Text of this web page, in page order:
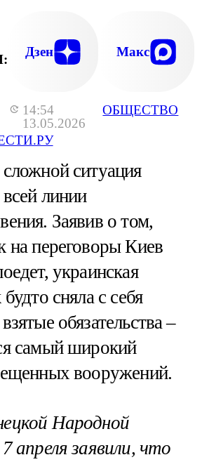
14:54
13.05.2026
ОБЩЕСТВО
Дзен Макс
ситуация
всей линии
Заявив о том,
на переговоры Киев
украинская
сняла с себя
обязательства –
самый широкий
вооружений.
Народной
апреля заявили, что